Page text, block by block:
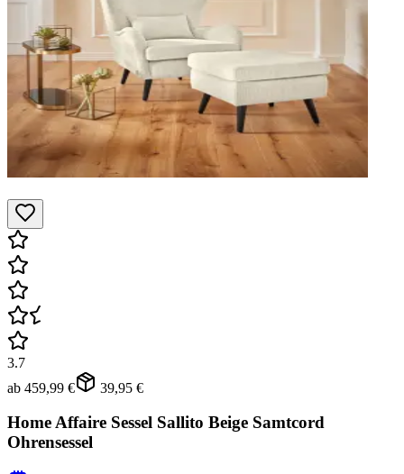
3.7
ab 459,99 € 39,95 €
Home Affaire Sessel Sallito Beige Samtcord
Ohrensessel